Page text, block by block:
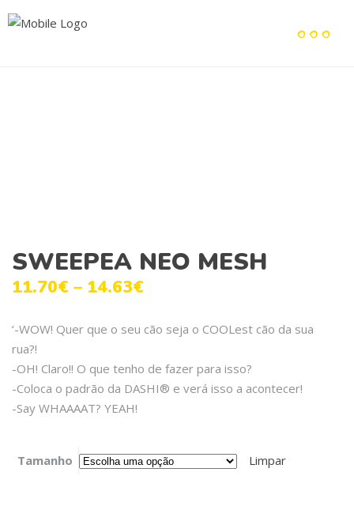
SWEEPEA NEO MESH
11.70€ – 14.63€
‘-WOW! Quer que o seu cão seja o COOLest cão da sua
rua?!
-OH! Claro!! O que tenho de fazer para isso?
-Coloca o padrão da DASHI® e verá isso a acontecer!
-Say WHAAAAT? YEAH!
Tamanho Limpar